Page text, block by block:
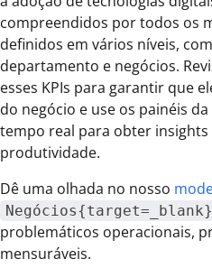
compreendidos por todos os
definidos em vários níveis,
departamento e negócios.
esses KPIs para garantir que
do negócio e use os painéis
tempo real para obter insights
produtividade.
Dê uma olhada no nosso
Negócios{target=_blank}
problemáticos operacionais,
mensuráveis.